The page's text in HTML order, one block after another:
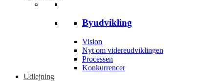
Byudvikling
Vision
Nyt om videreudviklingen
Processen
Konkurrencer
Udlejning